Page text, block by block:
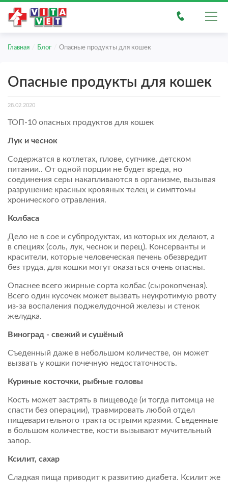
Главная Блог Опасные продукты для кошек
Опасные продукты для кошек
28.02.2020
ТОП-10 опасных продуктов для кошек
Лук и чеснок
Содержатся в котлетах, плове, супчике, детском
питании.. От одной порции не будет вреда, но
соединения серы накапливаются в организме, вызывая
разрушение красных кровяных телец и симптомы
хронического отравления.
Колбаса
Дело не в сое и субпродуктах, из которых их делают, а
в специях (соль, лук, чеснок и перец). Консерванты и
красители, которые человеческая печень обезвредит
без труда, для кошки могут оказаться очень опасны.
Опаснее всего жирные сорта колбас (сырокопченая).
Всего один кусочек может вызвать неукротимую рвоту
из-за воспаления поджелудочной железы и стенок
желудка.
Виноград - свежий и сушёный
Съеденный даже в небольшом количестве, он может
вызвать у кошки почечную недостаточность.
Куриные косточки, рыбные головы
Кость может застрять в пищеводе (и тогда питомца не
спасти без операции), травмировать любой отдел
пищеварительного тракта острыми краями. Съеденные
в большом количестве, кости вызывают мучительный
запор.
Ксилит, сахар
Сладкая пища приводит к развитию диабета. Ксилит же